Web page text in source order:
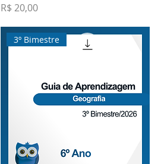
Preço
R$ 20,00
3º Bimestre